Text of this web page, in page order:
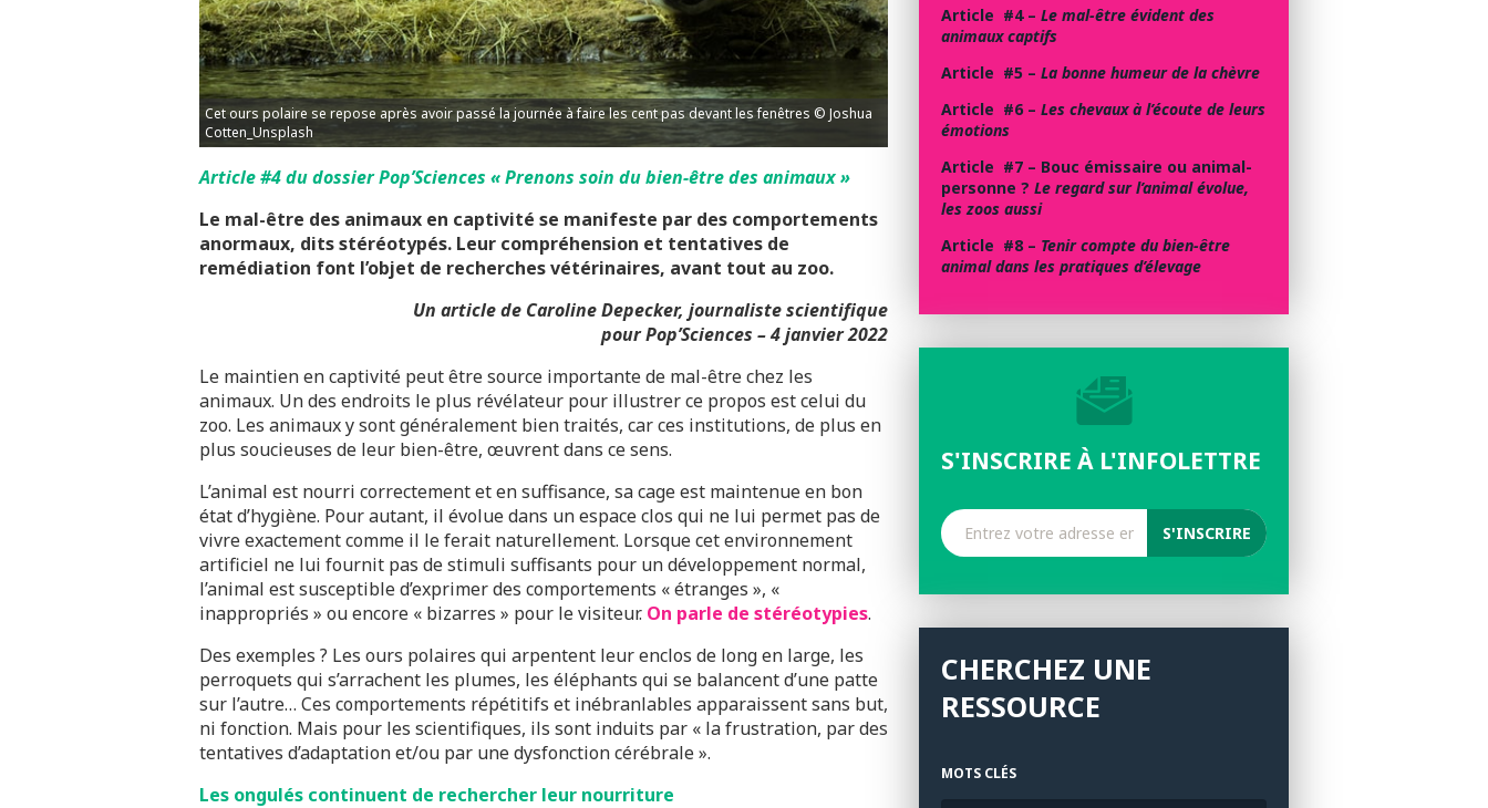
Cet ours polaire se repose après avoir passé la journée à faire les cent pas devant les fenêtres © Joshua
Cotten_Unsplash
Article #4 du dossier Pop’Sciences « Prenons soin du bien-être des animaux »
Le mal-être des animaux en captivité se manifeste par des comportements
anormaux, dits stéréotypés. Leur compréhension et tentatives de
remédiation font l’objet de recherches vétérinaires, avant tout au zoo.
Un article de Caroline Depecker, journaliste scientifique
pourPop’Sciences – 4 janvier 2022
Le maintien en captivité peut être source importante de mal-être chez les
animaux. Un des endroits le plus révélateur pour illustrer ce propos est celui du
zoo. Les animaux y sont généralement bien traités, car ces institutions, de plus en
plus soucieuses de leur bien-être, œuvrent dans ce sens.
L’animal est nourri correctement et en suffisance, sa cage est maintenue en bon
état d’hygiène. Pour autant, il évolue dans un espace clos qui ne lui permet pas de
vivre exactement comme il le ferait naturellement. Lorsque cet environnement
artificiel ne lui fournit pas de stimuli suffisants pour un développement normal,
l’animal est susceptible d’exprimer des comportements « étranges », «
inappropriés » ou encore « bizarres » pour le visiteur. On parle de stéréotypies.
Des exemples ? Les ours polaires qui arpentent leur enclos de long en large, les
perroquets qui s’arrachent les plumes, les éléphants qui se balancent d’une patte
sur l’autre… Ces comportements répétitifs et inébranlables apparaissent sans but,
ni fonction. Mais pour les scientifiques, ils sont induits par « la frustration, par des
tentatives d’adaptation et/ou par une dysfonction cérébrale ».
Les ongulés continuent de rechercher leur nourriture
Article #4 – Le mal-être évident des
animaux captifs
Article #5 – La bonne humeur de la chèvre
Article #6 – Les chevaux à l’écoute de leurs
émotions
Article #7 – Bouc émissaire ou animal-
personne ? Le regard sur l’animal évolue,
les zoos aussi
Article #8 – Tenir compte du bien-être
animal dans les pratiques d’élevage
S'INSCRIRE À L'INFOLETTRE
CHERCHEZ UNE
RESSOURCE
MOTS CLÉS